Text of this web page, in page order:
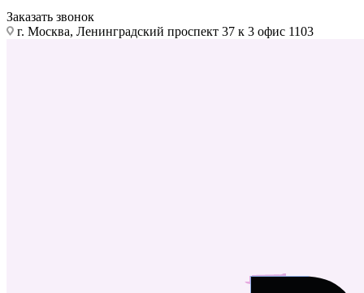
Заказать звонок
г. Москва, Ленинградский проспект 37 к 3 офис 1103